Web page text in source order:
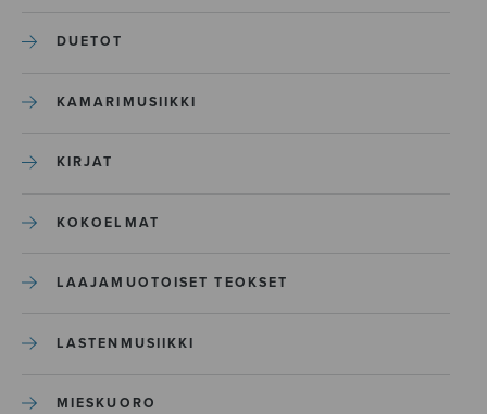
DUETOT
KAMARIMUSIIKKI
KIRJAT
KOKOELMAT
LAAJAMUOTOISET TEOKSET
LASTENMUSIIKKI
MIESKUORO